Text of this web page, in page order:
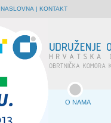
NASLOVNA | KONTAKT
O NAMA